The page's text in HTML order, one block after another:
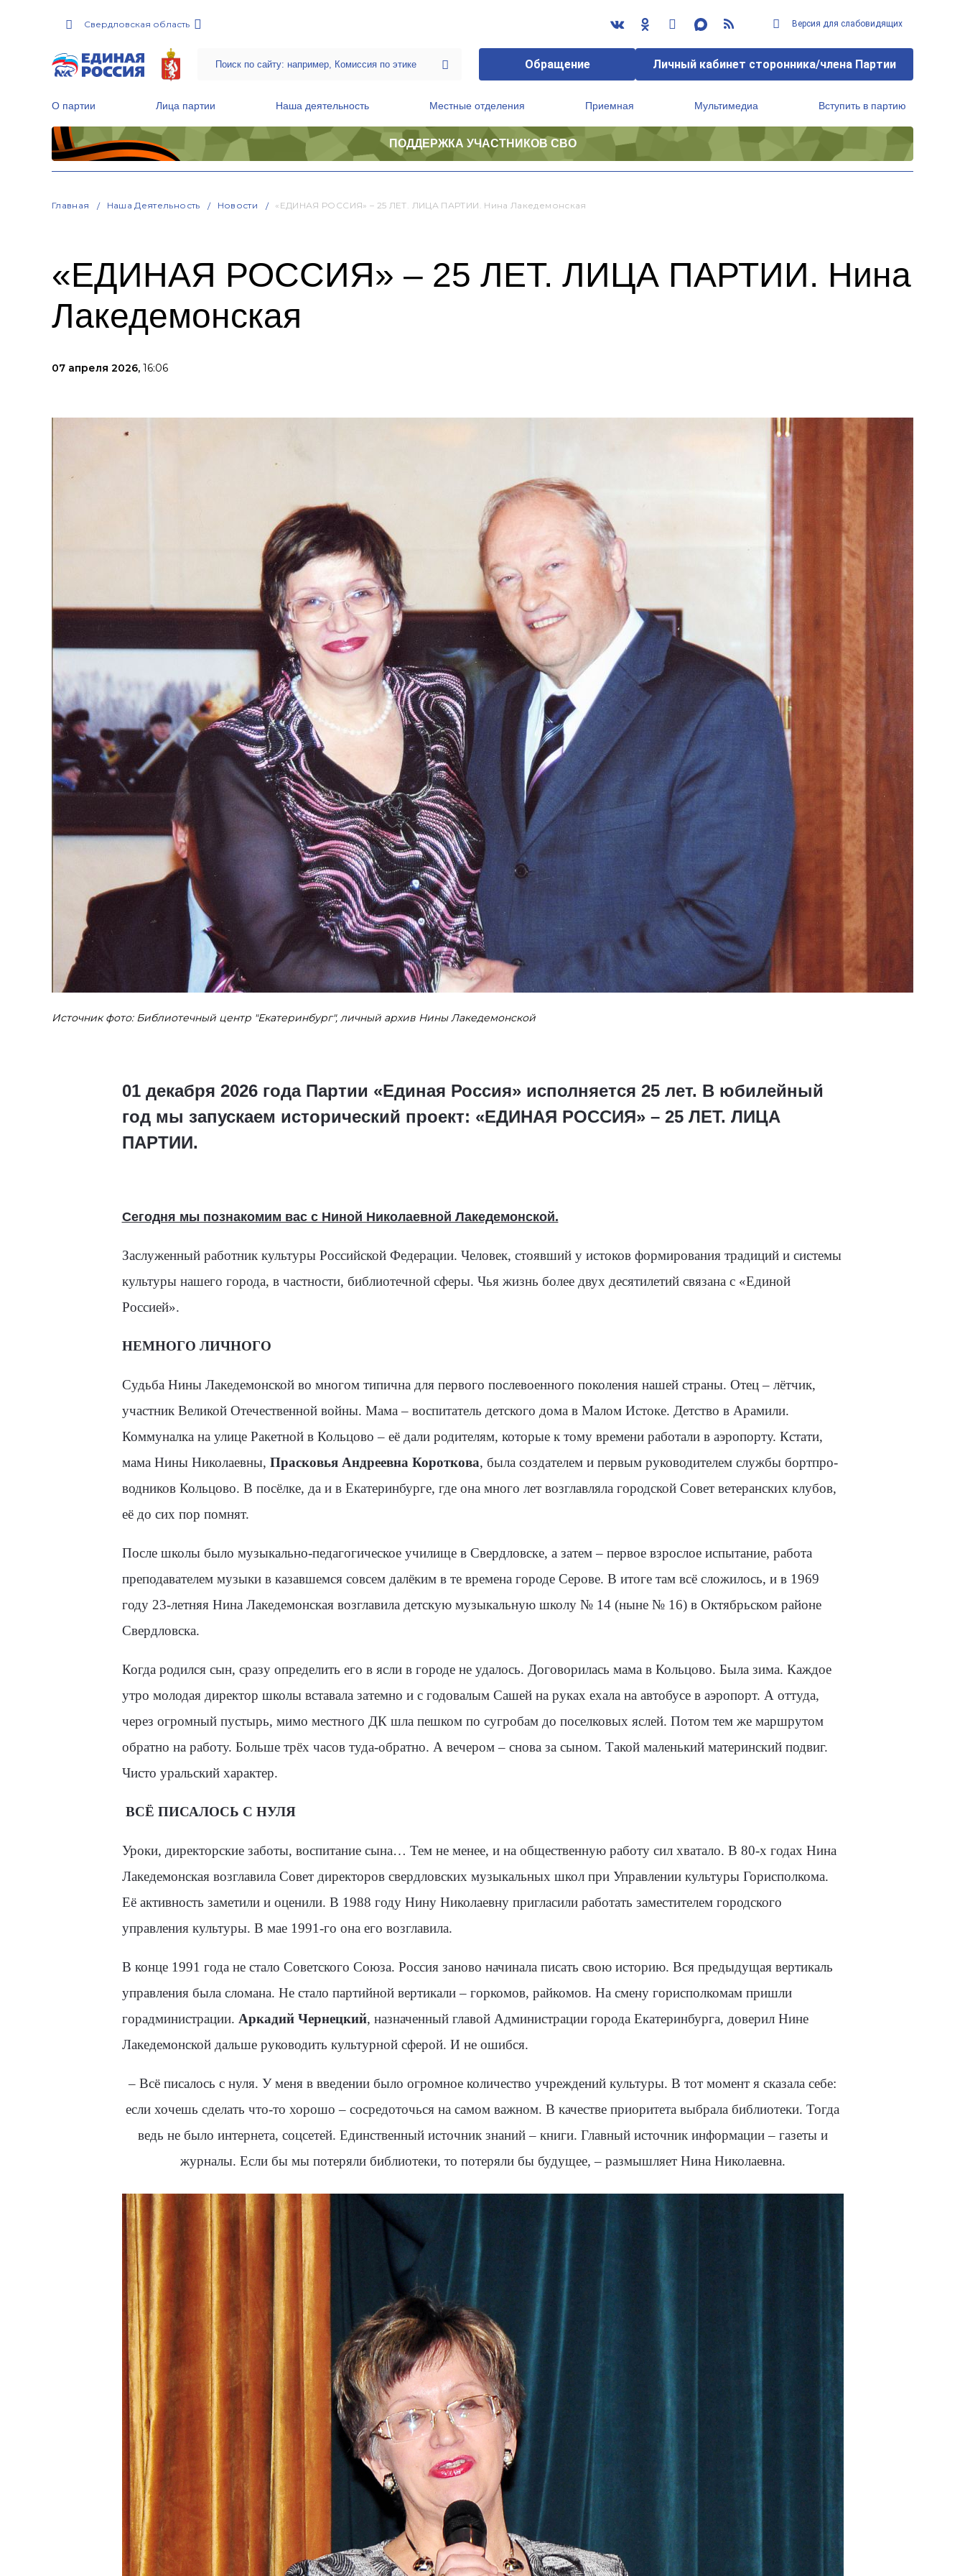
Свердловская область Версия для слабовидящих
Обращение Личный кабинет сторонника/члена Партии
О партии Лица партии Наша деятельность Местные отделения Приемная Мультимедиа Вступить в партию
ПОДДЕРЖКА УЧАСТНИКОВ СВО
Главная Наша Деятельность Новости «ЕДИНАЯ РОССИЯ» – 25 ЛЕТ. ЛИЦА ПАРТИИ. Нина Лакедемонская
«ЕДИНАЯ РОССИЯ» – 25 ЛЕТ. ЛИЦА ПАРТИИ. Нина
Лакедемонская
07 апреля 2026, 16:06
Источник фото: Библиотечный центр "Екатеринбург", личный архив Нины Лакедемонской
01 декабря 2026 года Партии «Единая Россия» исполняется 25 лет. В юбилейный
год мы запускаем исторический проект: «ЕДИНАЯ РОССИЯ» – 25 ЛЕТ. ЛИЦА
ПАРТИИ.
Сегодня мы познакомим вас с Ниной Николаевной Лакедемонской.
Заслуженный работник культуры Российской Федерации. Человек, стоявший у истоков формирования традиций и системы
культуры нашего города, в частности, библиотечной сферы. Чья жизнь более двух десятилетий связана с «Единой
Россией».
НЕМНОГО ЛИЧНОГО
Судьба Нины Лакедемонской во многом типична для первого послевоенного поколения нашей страны. Отец – лётчик,
участник Великой Отечественной вой­ны. Мама – воспитатель детского дома в Малом Истоке. Детство в Арамили.
Коммуналка на улице Ракетной в Кольцово – её дали родителям, которые к тому времени работали в аэропорту. Кстати,
мама Нины Николаевны, Прасковья Андреевна Короткова, была создателем и первым руководителем службы бортпро­
водников Кольцово. В посёлке, да и в Екатеринбурге, где она много лет возглавляла городской Совет вете­ранских клубов,
её до сих пор помнят.
После школы было музыкально-педагогическое училище в Свердловске, а затем – первое взрослое испытание, работа
преподавателем музыки в ка­завшемся совсем далёким в те времена городе Серове. В итоге там всё сложилось, и в 1969
году 23-летняя Нина Лакедемонская возглавила детскую музыкаль­ную школу № 14 (ныне № 16) в Октябрьском райо­не
Свердловска.
Когда родился сын, сразу определить его в ясли в городе не удалось. Договорилась мама в Кольцово. Была зима. Каждое
утро молодая директор школы вставала затемно и с годовалым Сашей на руках еха­ла на автобусе в аэропорт. А оттуда,
через огромный пустырь, мимо местного ДК шла пешком по сугро­бам до поселковых яслей. Потом тем же маршрутом
обратно на работу. Больше трёх часов туда-обратно. А вечером – снова за сыном. Такой маленький мате­ринский подвиг.
Чисто уральский характер.
ВСЁ ПИСАЛОСЬ С НУЛЯ
Уроки, директорские заботы, воспита­ние сына… Тем не менее, и на обществен­ную работу сил хватало. В 80-х годах Нина
Лакедемонская возглавила Совет директо­ров свердловских музыкальных школ при Управлении культуры Горисполкома.
Её ак­тивность заметили и оценили. В 1988 году Нину Николаевну пригласили работать заме­стителем городского
управления культуры. В мае 1991-го она его возглавила.
В конце 1991 года не стало Советского Союза. Россия заново начинала писать свою историю. Вся предыдущая вертикаль
управления была сломана. Не стало партийной вертикали – гор­комов, райкомов. На смену горисполкомам при­шли
горадминистрации. Аркадий Чернецкий, назначенный главой Администрации города Екатеринбурга, доверил Нине
Лакедемонской дальше руководить культурной сферой. И не ошибся.
– Всё писалось с нуля. У меня в введении бы­ло огромное количество учреждений культуры. В тот момент я сказала себе:
если хочешь сде­лать что-то хорошо – сосредоточься на самом важном. В качестве приоритета выбрала би­блиотеки. Тогда
ведь не было интернета, соц­сетей. Единственный источник знаний – кни­ги. Главный источник информации – газеты и
журналы. Если бы мы потеряли библиотеки, то потеряли бы будущее,– размышляет Нина Николаевна.